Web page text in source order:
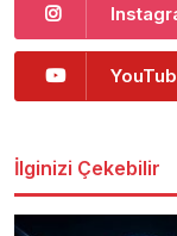
İlginizi Çekebilir